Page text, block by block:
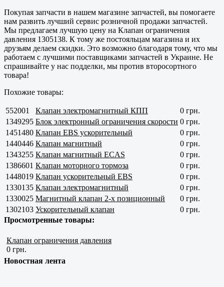
Покупая запчасти в нашем магазине запчастей, вы помогаете
нам развить лучший сервис розничной продажи запчастей.
Мы предлагаем лучшую цену на Клапан ограничения
давления 1305138. К тому же постояльцам магазина и их
друзьям делаем скидки. Это возможно благодаря тому, что мы
работаем с лучшими поставщиками запчастей в Украине. Не
спрашивайте у нас подделки, мы против второсортного
товара!
Похожие товары:
552001 Клапан электромагнитный КПП
0 грн.
1349295 Блок электронный ограничения скорости 0 грн.
1451480 Клапан EBS ускорительный
0 грн.
1440446 Клапан магнитный
0 грн.
1343255 Клапан магнитный ECAS
0 грн.
1386601 Клапан моторного тормоза
0 грн.
1448019 Клапан ускорительный EBS
0 грн.
1330135 Клапан электромагнитный
0 грн.
1330025 Магнитный клапан 2-х позиционный
0 грн.
1302103 Ускорительный клапан
0 грн.
Просмотренные товары:
Клапан ограничения давления
0 грн.
Новостная лента